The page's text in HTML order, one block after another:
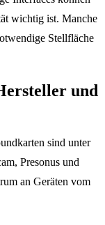
wichtig ist. Manche
Stellfläche
und
sind unter
Presonus und
an Geräten vom